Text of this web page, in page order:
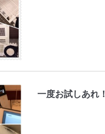
一度お試しあれ！